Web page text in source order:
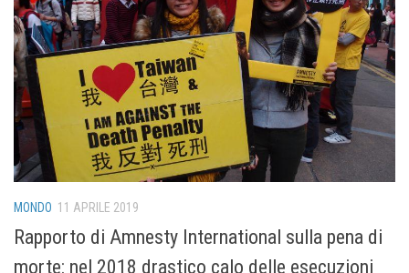
MONDO 11 APRILE 2019
Rapporto di Amnesty International sulla pena di
morte: nel 2018 drastico calo delle esecuzioni